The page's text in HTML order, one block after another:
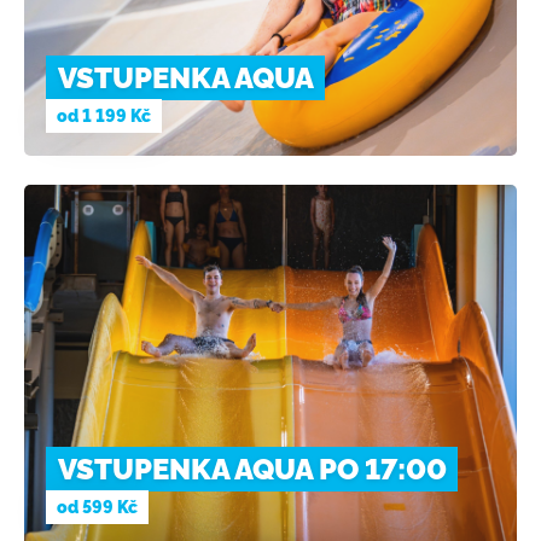
VSTUPENKA AQUA
od1 199 Kč
VSTUPENKA AQUA PO 17:00
od599 Kč